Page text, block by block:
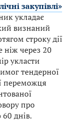
закупівлі»
укладає
визнаний
строку дії
ніж через 20
укласти
тендерної
переможця
про
днів.